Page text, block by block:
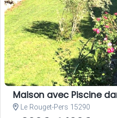
Maison avec Piscine
Le Rouget-Pers 15290